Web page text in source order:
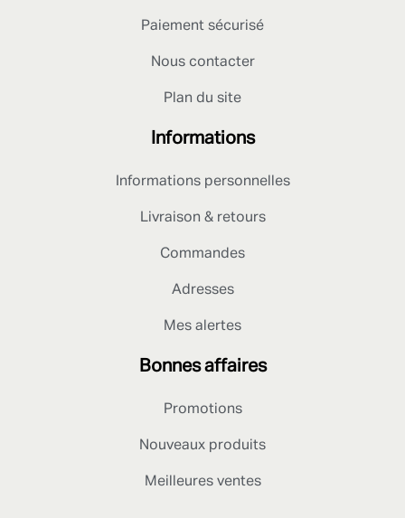
Paiement sécurisé
Nous contacter
Plan du site
Informations
Informations personnelles
Livraison & retours
Commandes
Adresses
Mes alertes
Bonnes affaires
Promotions
Nouveaux produits
Meilleures ventes